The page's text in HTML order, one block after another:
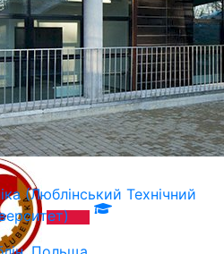
(Люблінський Технічний